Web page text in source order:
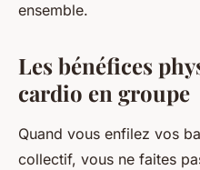
ensemble.
Les bénéfices
cardio en groupe
Quand vous enfilez vos
collectif, vous ne faites